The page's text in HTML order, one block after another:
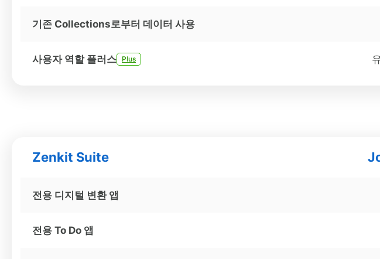
기존 Collections로부터 데이터 사용
사용자 역할 플러스 Plus
Zenkit Suite
전용 디지털 변환 앱
전용 To Do 앱